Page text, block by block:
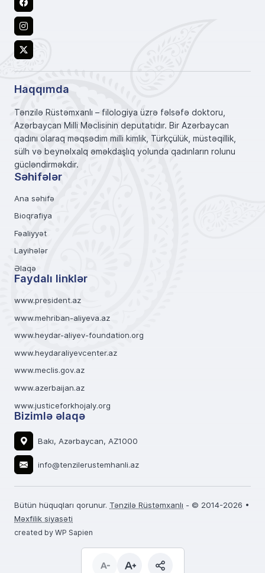
Facebook
Instagram
X
Haqqımda
Tənzilə Rüstəmxanlı – filologiya üzrə fəlsəfə doktoru,
Azərbaycan Milli Məclisinin deputatıdır. Bir Azərbaycan
qadını olaraq məqsədim milli kimlik, Türkçülük, müstəqillik,
sülh və beynəlxalq əməkdaşlıq yolunda qadınların rolunu
gücləndirməkdir.
Səhifələr
Ana səhifə
Bioqrafiya
Fəaliyyət
Layihələr
Əlaqə
Faydalı linklər
www.president.az
www.mehriban-aliyeva.az
www.heydar-aliyev-foundation.org
www.heydaraliyevcenter.az
www.meclis.gov.az
www.azerbaijan.az
www.justiceforkhojaly.org
Bizimlə əlaqə
Bakı, Azərbaycan, AZ1000
info@tenzilerustemhanli.az
Bütün hüquqları qorunur. Tənzilə Rüstəmxanlı - © 2014-2026 •
Məxfilik siyasəti
created by WP Sapien